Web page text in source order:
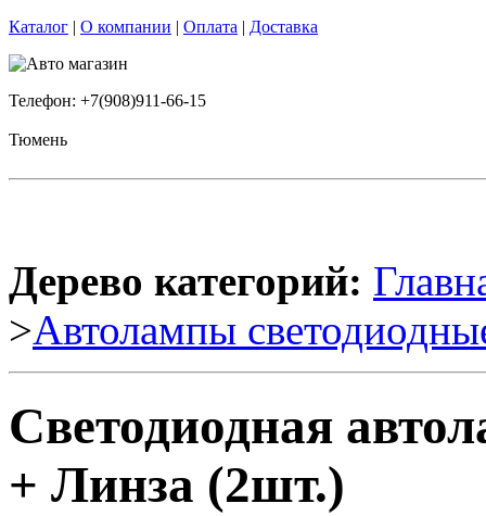
Каталог | О компании | Оплата | Доставка
Телефон: +7(908)911-66-15
Тюмень
Дерево категорий:
>Автолампы
Светодиодная
+ Линза (2шт.)